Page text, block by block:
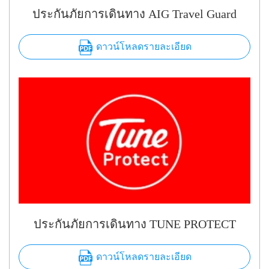
ประกันภัยการเดินทาง AIG Travel Guard
ดาวน์โหลดรายละเอียด
ประกันภัยการเดินทาง TUNE PROTECT
ดาวน์โหลดรายละเอียด